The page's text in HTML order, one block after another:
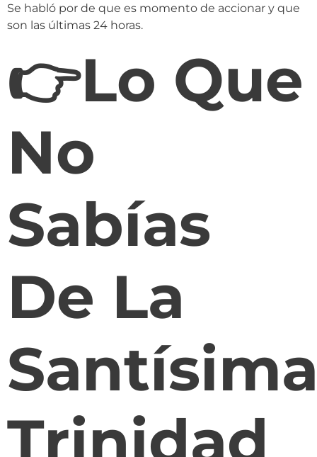
Se habló por de que es momento de accionar y que
son las últimas 24 horas.
👉Lo Que
No
Sabías
De La
Trinidad